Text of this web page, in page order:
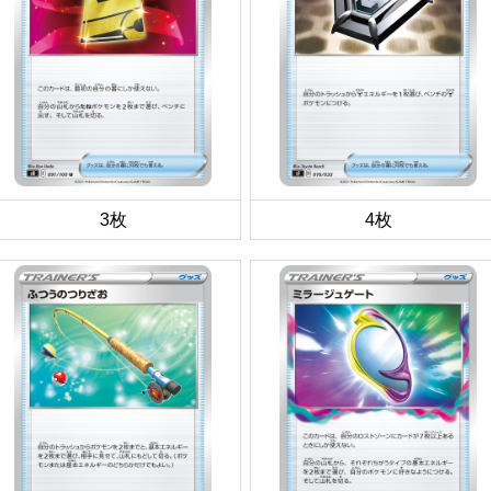
3枚 4枚